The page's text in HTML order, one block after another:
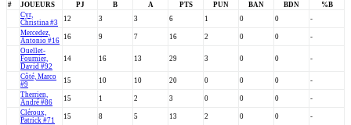
# JOUEURS PJ B A PTS PUN BAN BDN
%B
Cyr,
Christina #3
12 3 3 6 1 0 0
-
Mercedez,
Antonio #16 16 9 7 16 2 0 0
-
Ouellet-
Fournier,
David #92
14 16 13 29 3 0 0 -
Côté, Marco
#9
15 10 10 20 0 0 0
-
Therrien,
André #86
15 1 2 3 0 0 0
-
Cléroux,
Patrick #71
15 8 5 13 2 0 0
-